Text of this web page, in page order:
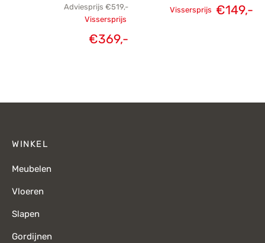
Adviesprijs €519,-
Oorspronkelijke
Vissersprijs
€369,-
Vissersprijs €149,-
WINKEL
Meubelen
Vloeren
Slapen
Gordijnen